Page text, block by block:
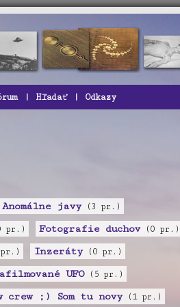
| Hľadať | Odkazy
Anomálne javy (3 pr.)
pr.) Fotografie duchov(0 pr.)
Inzeráty (0 pr.)
UFO(5 pr.)
crew ;) Som tu novy (1 pr.)